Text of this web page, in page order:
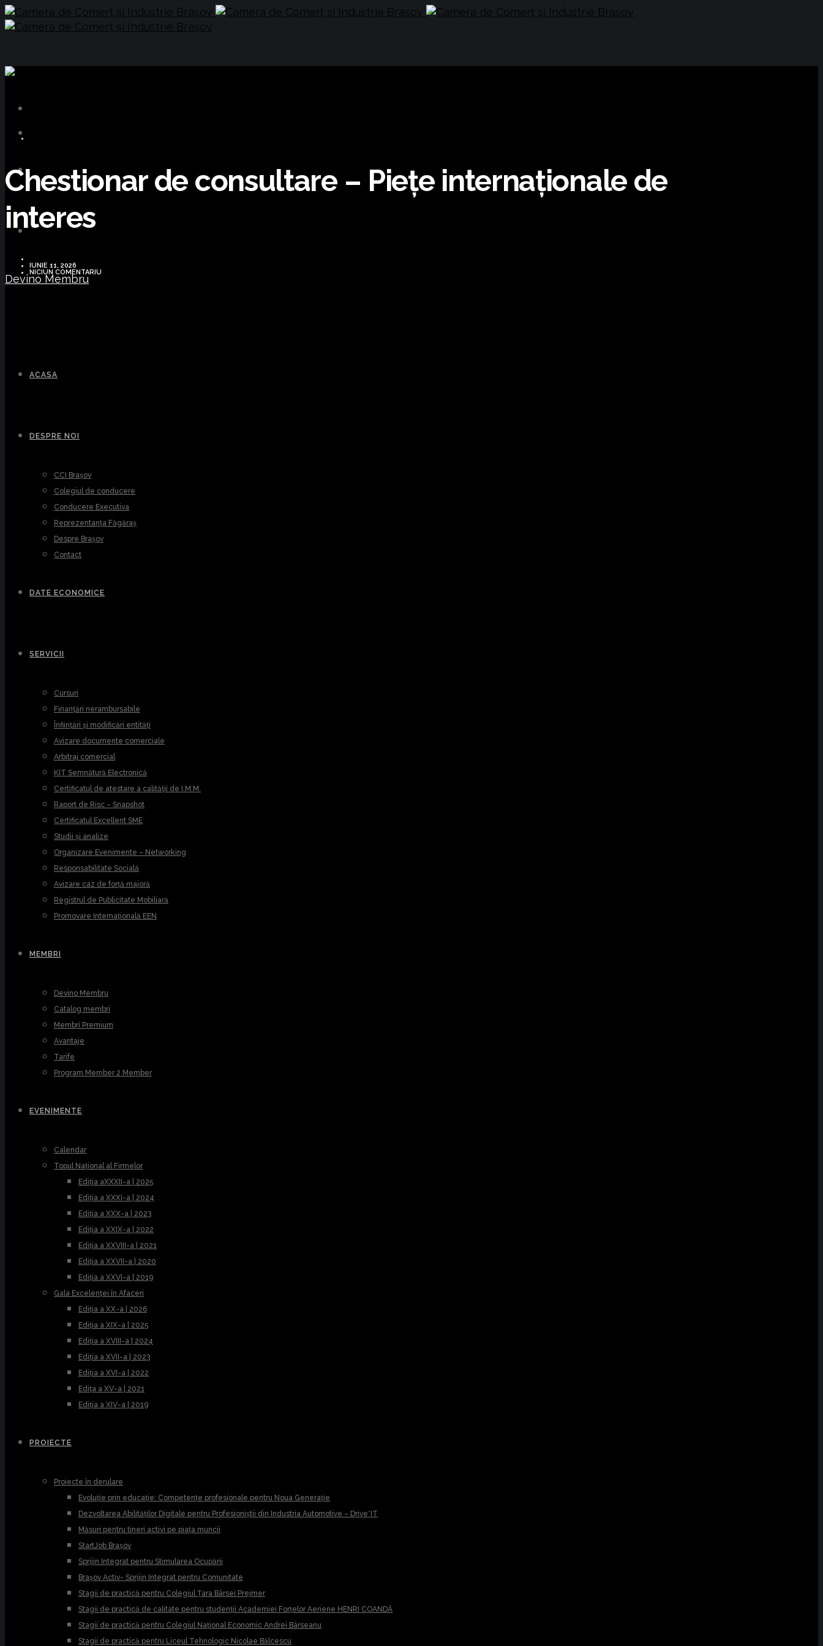
Devino Membru
ACASA
DESPRE NOI
CCI Brașov
Colegiul de conducere
Conducere Executiva
Reprezentanța Făgăraș
Despre Brașov
Contact
DATE ECONOMICE
SERVICII
Cursuri
Finanțări nerambursabile
Înființări și modificări entități
Avizare documente comerciale
Arbitraj comercial
KIT Semnătură Electronică
Certificatul de atestare a calității de I.M.M.
Raport de Risc – Snapshot
Certificatul Excellent SME
Studii și analize
Organizare Evenimente – Networking
Responsabilitate Socială
Avizare caz de forță majoră
Registrul de Publicitate Mobiliară
Promovare Internațională EEN
MEMBRI
Devino Membru
Catalog membri
Membri Premium
Avantaje
Tarife
Program Member 2 Member
EVENIMENTE
Calendar
Topul Național al Firmelor
Ediția aXXXII-a | 2025
Ediția a XXXI-a | 2024
Ediția a XXX-a | 2023
Ediția a XXIX-a | 2022
Ediția a XXVIII-a | 2021
Ediția a XXVII-a | 2020
Ediția a XXVI-a | 2019
Gala Excelenței în Afaceri
Ediția a XX-a | 2026
Ediția a XIX-a | 2025
Ediția a XVIII-a | 2024
Ediția a XVII-a | 2023
Ediția a XVI-a | 2022
Edița a XV-a | 2021
Ediția a XIV-a | 2019
PROIECTE
Proiecte în derulare
Evoluție prin educație: Competențe profesionale pentru Noua Generație
Dezvoltarea Abilităților Digitale pentru Profesioniștii din Industria Automotive – Drive*IT
Măsuri pentru tineri activi pe piața muncii
StartJob Brașov
Sprijin Integrat pentru Stimularea Ocupării
Brașov Activ- Sprijin Integrat pentru Comunitate
Stagii de practică pentru Colegiul Țara Bârsei Prejmer
Stagii de practică de calitate pentru studenții Academiei Forțelor Aeriene HENRI COANDĂ
Stagii de practică pentru Colegiul Național Economic Andrei Bârseanu
Stagii de practică pentru Liceul Tehnologic Nicolae Bălcescu
Chestionar de consultare – Piețe internaționale de
interes
IUNIE 11, 2026
NICIUN COMENTARIU